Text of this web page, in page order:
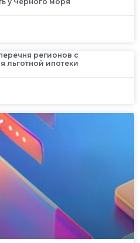
регионов с
льготной ипотеки